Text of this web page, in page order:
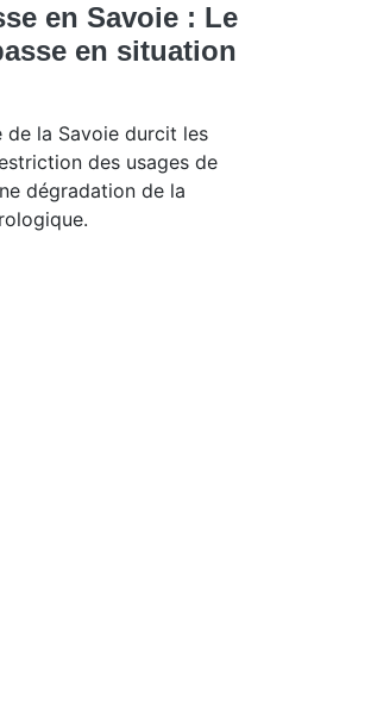
en Savoie : Le
en situation
de la Savoie durcit les
des usages de
dégradation de la